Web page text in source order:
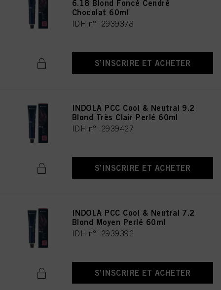
6.18 Blond Foncé Cendré
Chocolat 60ml
IDH n° 2939378
S’INSCRIRE ET ACHETER
INDOLA PCC Cool & Neutral 9.2
Blond Très Clair Perlé 60ml
IDH n° 2939427
S’INSCRIRE ET ACHETER
INDOLA PCC Cool & Neutral 7.2
Blond Moyen Perlé 60ml
IDH n° 2939392
S’INSCRIRE ET ACHETER